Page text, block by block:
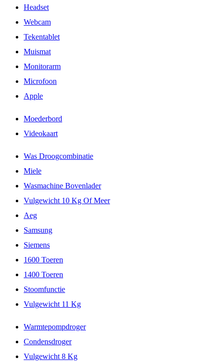
Headset
Webcam
Tekentablet
Muismat
Monitorarm
Microfoon
Apple
Moederbord
Videokaart
Was Droogcombinatie
Miele
Wasmachine Bovenlader
Vulgewicht 10 Kg Of Meer
Aeg
Samsung
Siemens
1600 Toeren
1400 Toeren
Stoomfunctie
Vulgewicht 11 Kg
Warmtepompdroger
Condensdroger
Vulgewicht 8 Kg